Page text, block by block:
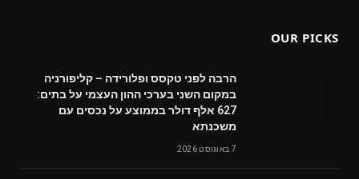
OUR PICKS
הרבה לפני טקסס ופלורידה – קליפורניה
במקום השני בערכי ההון העצמי על בתים:
627 אלף דולר בממוצע על נכסים עם
משכנתא
7 באוגוסט 2026